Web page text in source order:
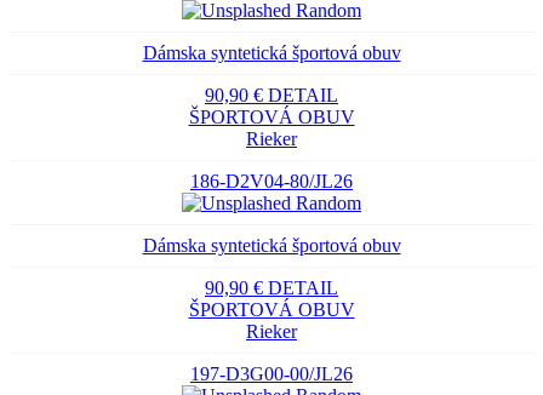
Dámska syntetická športová obuv
90,90 € DETAIL
ŠPORTOVÁ OBUV
Rieker
186-D2V04-80/JL26
Dámska syntetická športová obuv
90,90 € DETAIL
ŠPORTOVÁ OBUV
Rieker
197-D3G00-00/JL26